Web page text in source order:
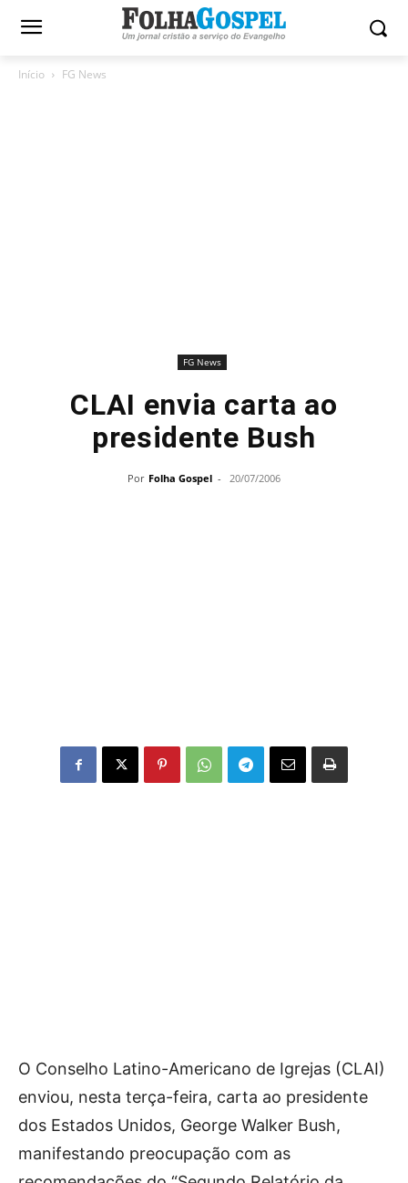
Início FG News
FG News
CLAI envia carta ao
presidente Bush
Por Folha Gospel - 20/07/2006
O Conselho Latino-Americano de Igrejas (CLAI)
enviou, nesta terça-feira, carta ao presidente
dos Estados Unidos, George Walker Bush,
manifestando preocupação com as